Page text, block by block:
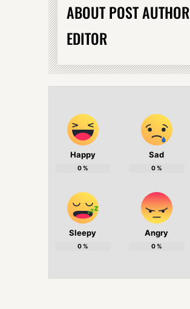
ABOUT POST AUTHOR
EDITOR
Happy
0%
Sad
0%
Sleepy
0%
Angry
0%